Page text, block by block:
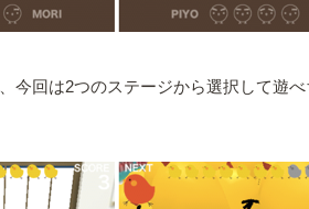
回は2つのステージから選択して遊